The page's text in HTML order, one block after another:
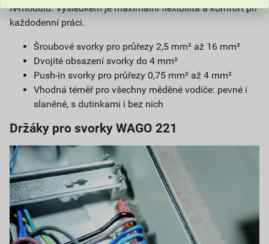
N-modulu. Výsledkem je maximální flexibilita a komfort při
každodenní práci.
Šroubové svorky pro průřezy 2,5 mm² až 16 mm²
Dvojité obsazení svorky do 4 mm²
Push-in svorky pro průřezy 0,75 mm² až 4 mm²
Vhodná téměř pro všechny měděné vodiče: pevné i
slaněné, s dutinkami i bez nich
Držáky pro svorky WAGO 221